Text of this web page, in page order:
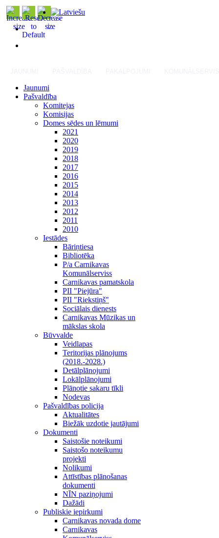
Jaunumi
Pašvaldība
Komitejas
Komisijas
Domes sēdes un lēmumi
2021
2020
2019
2018
2017
2016
2015
2014
2013
2012
2011
2010
Iestādes
Bāriņtiesa
Bibliotēka
P/a Carnikavas
Komunālserviss
Carnikavas pamatskola
PII "Piejūra"
PII "Riekstiņš"
Sociālais dienests
Carnikavas Mūzikas un
mākslas skola
Būvvalde
Veidlapas
Teritorijas plānojums
(2018.-2028.)
Detālplānojumi
Lokālplānojumi
Plānotie sakaru tīkli
Nodevas
Pašvaldības policija
Aktualitātes
Biežāk uzdotie jautājumi
Dokumenti
Saistošie noteikumi
Saistošo noteikumu
projekti
Nolikumi
Attīstības plānošanas
dokumenti
NĪN paziņojumi
Dažādi
Publiskie iepirkumi
Carnikavas novada dome
Carnikavas